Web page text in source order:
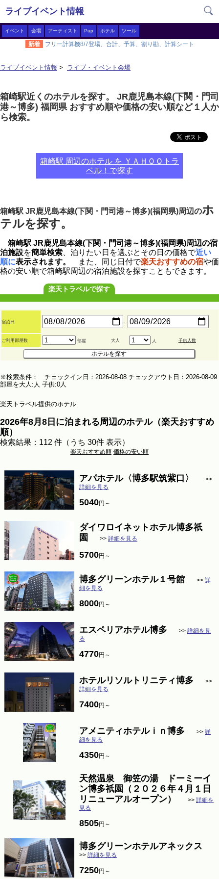
ライブイベント情報
イベント 会場 アーティスト Pup ホテル ツール
新着 フリー計算機8/7登場、合計、予算、割り勘、計算シート
ライブイベント情報 > ライブ・イベント会場
箱崎駅近くのホテルを探す。 JR鹿児島本線(下関・門司
港～博多) 福岡県 おすすめ順や価格の安い順など１人か
ら検索。
箱崎駅 周辺のホテル を ＹＡＨＯＯトラ
ベル！で探す
箱崎駅 JR鹿児島本線(下関・門司港～博多)(福岡県)周辺のホ
テルを探す。
箱崎駅 JR鹿児島本線(下関・門司港～博多)(福岡県)周辺の宿
泊施設を簡単検索 、泊りたい日を選ぶとその日の価格で近い
順に表示されます。 また、同じ日付で楽天おすすめの宿や価
格の安い順で箱崎駅周辺の宿泊施設を探すこともできます。
楽天トラベルで探す
宿泊日 ～
ご利用部屋数 部屋 大人 人 子供人数
※検索条件： チェックイン日：2026-08-08 チェックアウト日：2026-08-09
部屋を大人:人 子供:0人
楽天トラベル提供のホテル
2026年8月8日に泊まれる周辺のホテル（楽天おすすめ
順）
検索結果：112 件 （うち 30件 表示）
楽天おすすめ順 価格の安い順
アパホテル〈博多駅筑紫口〉
>>
詳細を見る
5040円～
ダイワロイネットホテル博多祇
園
>> 詳細を見る
5700円～
博多グリーンホテル１号館 >> 詳
細を見る
8000円～
エスペリアホテル博多 >> 詳細を見
る
4770円～
ホテルリソルトリニティ博多 >>
詳細を見る
7400円～
アメニティホテルｉｎ博多 >> 詳
細を見る
4350円～
天然温泉 御笠の湯 ドーミーイ
ン博多祇園（２０２６年４月１日
リニューアルオープン）
>> 詳細を
見る
8505円～
博多グリーンホテルアネックス
>> 詳細を見る
7250円～